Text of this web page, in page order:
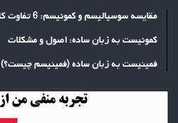
مقایسه سوسیالیسم و کمونیسم: 6 تفاوت کلیدی
کمونیست به زبان ساده: اصول و مشکلات
فمینیست به زبان ساده (فمینیسم چیست؟)
تجربه